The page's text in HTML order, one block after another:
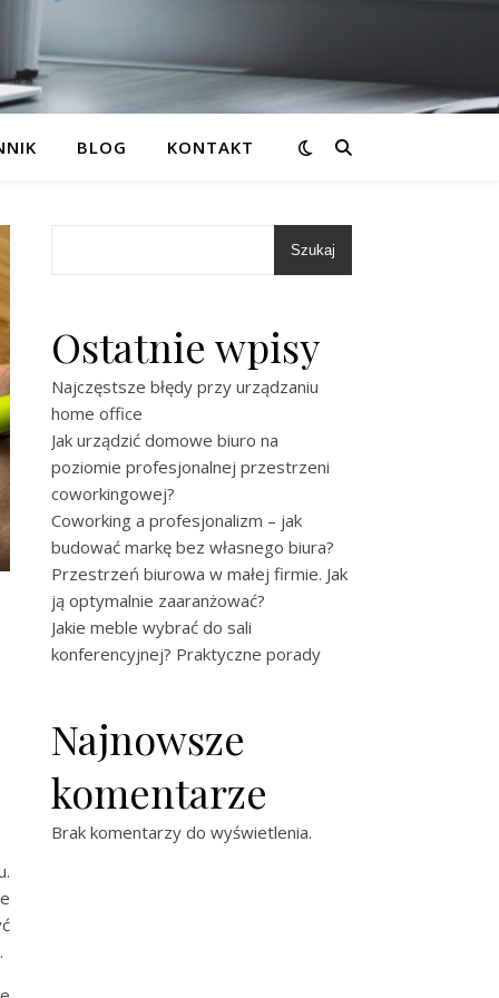
BLOG KONTAKT
Szukaj
Ostatnie wpisy
Najczęstsze błędy przy urządzaniu
home office
Jak urządzić domowe biuro na
poziomie profesjonalnej przestrzeni
coworkingowej?
Coworking a profesjonalizm – jak
budować markę bez własnego biura?
Przestrzeń biurowa w małej firmie. Jak
ją optymalnie zaaranżować?
Jakie meble wybrać do sali
konferencyjnej? Praktyczne porady
Najnowsze
komentarze
Brak komentarzy do wyświetlenia.